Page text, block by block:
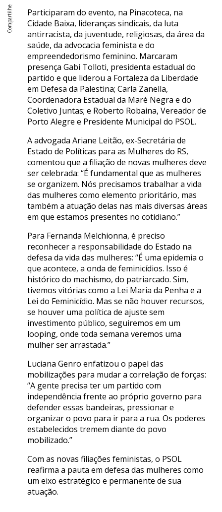
Participaram do evento, na Pinacoteca, na
Cidade Baixa, lideranças sindicais, da luta
antirracista, da juventude, religiosas, da área da
saúde, da advocacia feminista e do
empreendedorismo feminino. Marcaram
presença Gabi Tolloti, presidenta estadual do
partido e que liderou a Fortaleza da Liberdade
em Defesa da Palestina; Carla Zanella,
Coordenadora Estadual da Maré Negra e do
Coletivo Juntas; e Roberto Robaina, Vereador de
Porto Alegre e Presidente Municipal do PSOL.
A advogada Ariane Leitão, ex-Secretária de
Estado de Políticas para as Mulheres do RS,
comentou que a filiação de novas mulheres deve
ser celebrada: “É fundamental que as mulheres
se organizem. Nós precisamos trabalhar a vida
das mulheres como elemento prioritário, mas
também a atuação delas nas mais diversas áreas
em que estamos presentes no cotidiano.”
Para Fernanda Melchionna, é preciso
reconhecer a responsabilidade do Estado na
defesa da vida das mulheres: “É uma epidemia o
que acontece, a onda de feminicídios. Isso é
histórico do machismo, do patriarcado. Sim,
tivemos vitórias como a Lei Maria da Penha e a
Lei do Feminicídio. Mas se não houver recursos,
se houver uma política de ajuste sem
investimento público, seguiremos em um
looping, onde toda semana veremos uma
mulher ser arrastada.”
Luciana Genro enfatizou o papel das
mobilizações para mudar a correlação de forças:
“A gente precisa ter um partido com
independência frente ao próprio governo para
defender essas bandeiras, pressionar e
organizar o povo para ir para a rua. Os poderes
estabelecidos tremem diante do povo
mobilizado.”
Com as novas filiações feministas, o PSOL
reafirma a pauta em defesa das mulheres como
um eixo estratégico e permanente de sua
atuação.